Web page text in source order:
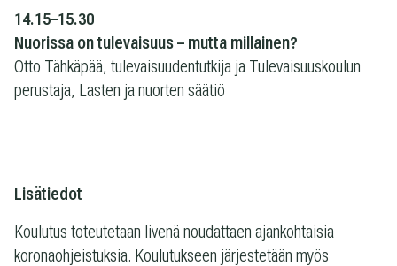
14.15–15.30
Nuorissa on tulevaisuus – mutta millainen?
Otto Tähkäpää, tulevaisuudentutkija ja Tulevaisuuskoulun
perustaja, Lasten ja nuorten säätiö
Lisätiedot
Koulutus toteutetaan livenä noudattaen ajankohtaisia
koronaohjeistuksia. Koulutukseen järjestetään myös